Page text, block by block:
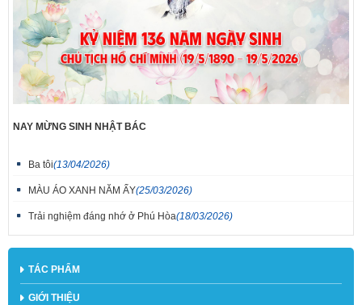
NAY MỪNG SINH NHẬT BÁC
Ba tôi(13/04/2026)
MÀU ÁO XANH NĂM ẤY(25/03/2026)
Trải nghiệm đáng nhớ ở Phú Hòa(18/03/2026)
TÁC PHẨM
GIỚI THIỆU